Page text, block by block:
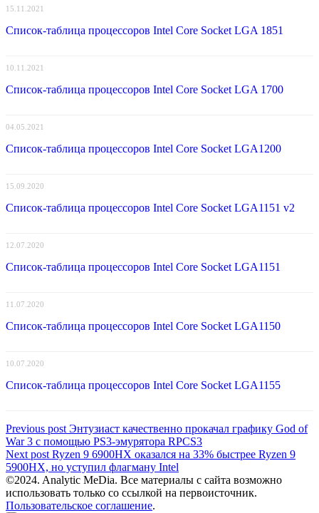
15.11.2021
Список-таблица процессоров Intel Core Socket LGA 1851
10.11.2021
Список-таблица процессоров Intel Core Socket LGA 1700
04.05.2021
Список-таблица процессоров Intel Core Socket LGA1200
15.09.2020
Список-таблица процессоров Intel Core Socket LGA1151 v2
12.07.2020
Список-таблица процессоров Intel Core Socket LGA1151
11.07.2020
Список-таблица процессоров Intel Core Socket LGA1150
10.07.2020
Список-таблица процессоров Intel Core Socket LGA1155
Навигация
по
записям
Previous post Previous
post:
Энтузиаст качественно прокачал графику God of
War 3 с помощью PS3-эмурятора RPCS3
Next post Next
post:
Ryzen 9 6900HX оказался на 33% быстрее Ryzen 9
5900HX, но уступил флагману Intel
©2024. Analytic MeDia. Все материалы с сайта возможно
использовать только со ссылкой на первоисточник.
Пользовательское соглашение.